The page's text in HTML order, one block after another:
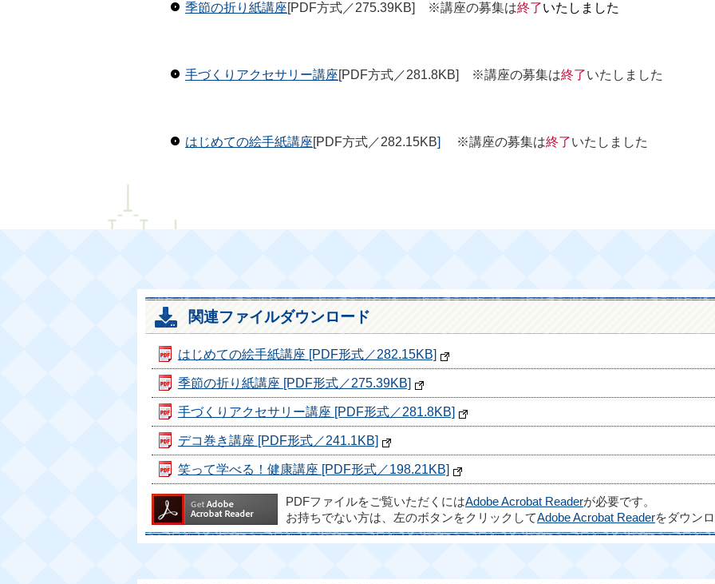
季節の折り紙講座[PDF方式／275.39KB] ※講座の募集は終了いたしました
手づくりアクセサリー講座[PDF方式／281.8KB] ※講座の募集は終了いたしました
はじめての絵手紙講座[PDF方式／282.15KB] ※講座の募集は終了いたしました
関連ファイルダウンロード
はじめての絵手紙講座 [PDF形式／282.15KB]
季節の折り紙講座 [PDF形式／275.39KB]
手づくりアクセサリー講座 [PDF形式／281.8KB]
デコ巻き講座 [PDF形式／241.1KB]
笑って学べる！健康講座 [PDF形式／198.21KB]
PDFファイルをご覧いただくにはAdobe Acrobat Readerが必要です。
お持ちでない方は、左のボタンをクリックしてAdobe Acrobat Readerをダウン